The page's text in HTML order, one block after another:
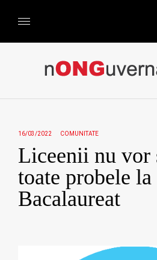
16/03/2022 COMUNITATE
Liceenii nu vor
toate probele la
Bacalaureat